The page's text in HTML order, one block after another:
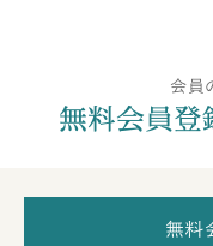
会員
無料会員登
無料